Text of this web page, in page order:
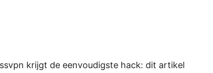
krijgt de eenvoudigste hack: dit artikel